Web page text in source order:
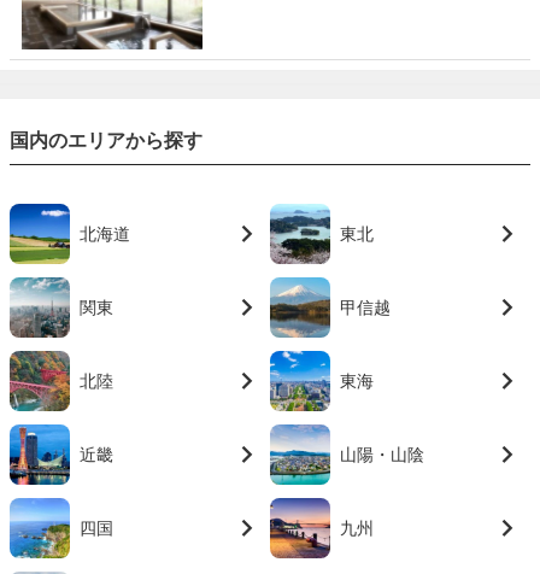
国内のエリアから探す
北海道 東北
関東 甲信越
北陸 東海
近畿 山陽・山陰
四国 九州